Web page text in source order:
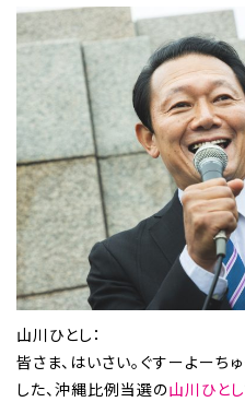
山川ひとし：
皆さま、はいさい。ぐすーよーち
した、沖縄比例当選の山川ひとし